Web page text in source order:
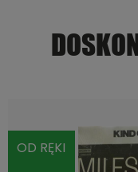
OD RĘKI